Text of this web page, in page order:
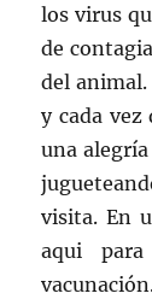
los virus
de
del animal.
y cada vez
una
visita. En
aqui